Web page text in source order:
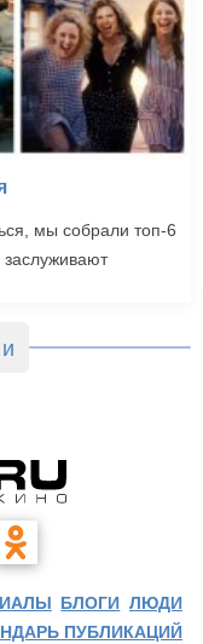
мы собрали топ-6
БЛОГИ ЛЮДИ
ПУБЛИКАЦИЙ